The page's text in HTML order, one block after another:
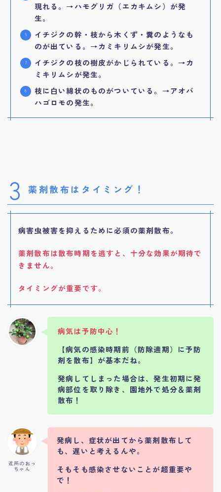
現れる。→ハモグリガ（エカキムシ）が発
生。
イチジクの幹・枝から木くず・糞のようなも
のが出ている。→カミキリムシが発生。
イチジクの枝の樹皮がかじられている。→カ
ミキリムシが発生。
枝に白い綿状のものがついている。→アオバ
ハゴロモの発生。
3 薬剤散布はタイミング！
病害虫被害を抑えるために必須の薬剤散布。
薬剤散布は散布時期を逃すと、十分な効果が期待で
きません。
タイミングが重要です。
病気は予防中心！
【病気の感染時期前（防除適期）に予防
剤を散布】が基本だね。
発病してしまった場合は、発生初期に発
病部位を取り除き、園地外で処分＆薬剤
散布！
近所のおっ
ちゃん
発病し、症状が出てから薬剤散布して
も、遅いと考えるんや。
そもそも感染させないことが超重要や
で！